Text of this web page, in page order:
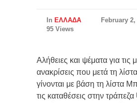
In ΕΛΛΑΔΑ
February 2,
95 Views
Αλήθειες και ψέματα για τις
ανακρίσεις που μετά τη
γίνονται με βάση τη λίστα
τις καταθέσεις στην